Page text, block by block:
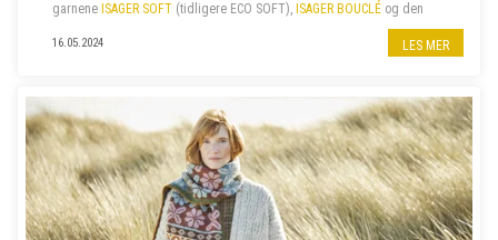
garnene ISAGER SOFT (tidligere ECO SOFT), ISAGER BOUCLÉ og den
. I tillegg har vi nylig fått...
16.05.2024 LES MER